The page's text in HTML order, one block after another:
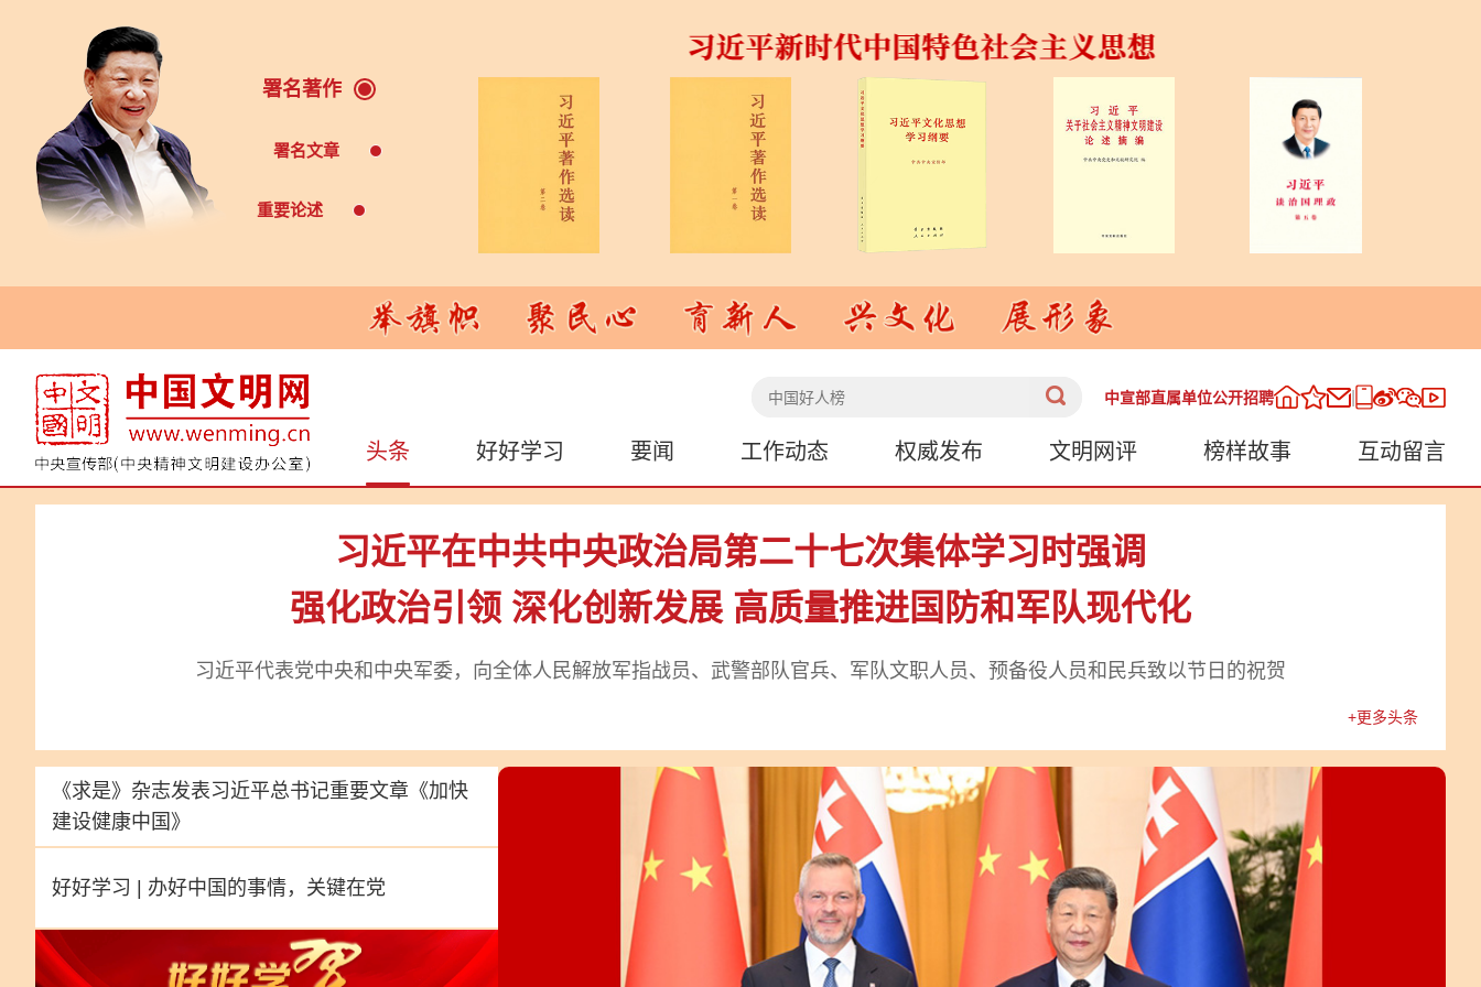
署名著作
署名文章
重要论述
中宣部直属单位公开招聘
头条 好好学习 要闻 工作动态 权威发布 文明网评 榜样故事 互动留言
习近平在中共中央政治局第二十七次集体学习时强调
强化政治引领 深化创新发展 高质量推进国防和军队现代化
习近平代表党中央和中央军委，向全体人民解放军指战员、武警部队官兵、军队文职人员、预备役人员和民兵致以节日的祝贺
+更多头条
《求是》杂志发表习近平总书记重要文章 《加快
建设健康中国》
好好学习 | 办好中国的事情，关键在党